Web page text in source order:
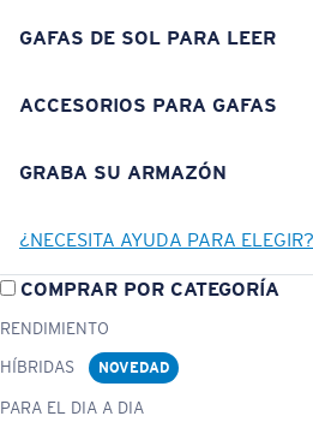
GAFAS DE SOL PARA LEER
ACCESORIOS PARA GAFAS
GRABA SU ARMAZÓN
¿NECESITA AYUDA PARA ELEGIR?
COMPRAR POR CATEGORÍA
RENDIMIENTO
HÍBRIDAS
NOVEDAD
PARA EL DIA A DIA